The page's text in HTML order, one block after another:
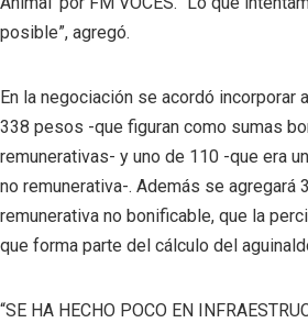
posible”, agregó.
En la negociación se acordó incorporar
338 pesos -que figuran como sumas
remunerativas- y uno de 110 -que era
no remunerativa-. Además se agregará
remunerativa no bonificable, que la
que forma parte del cálculo del
“SE HA HECHO POCO EN